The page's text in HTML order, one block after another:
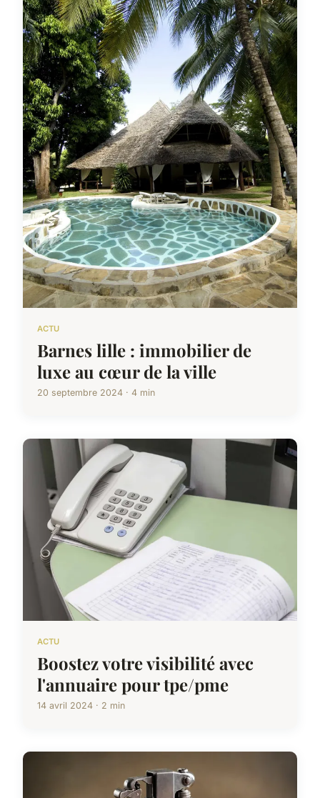
ACTU
Barnes lille : immobilier de
luxe au cœur de la ville
20 septembre 2024 · 4 min
ACTU
Boostez votre visibilité avec
l'annuaire pour tpe/pme
14 avril 2024 · 2 min